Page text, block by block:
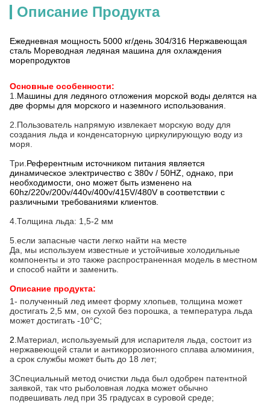
Описание Продукта
Ежедневная мощность 5000 кг/день 304/316 Нержавеющая
сталь Мореводная ледяная машина для охлаждения
морепродуктов
Основные особенности:
1. Машины для ледяного отложения морской воды делятся на
две формы для морского и наземного использования.
2. Пользователь напрямую извлекает морскую воду для
создания льда и конденсаторную циркулирующую воду из
моря.
Три. Референтным источником питания является
динамическое электричество с 380v / 50HZ, однако, при
необходимости, оно может быть изменено на
60hz/220v/200v/440v/400v/415V/480V в соответствии с
различными требованиями клиентов.
4. Толщина льда: 1,5-2 мм
5.если запасные части легко найти на месте
Да, мы используем известные и устойчивые холодильные
компоненты и это также распространенная модель в местном
и способ найти и заменить.
Описание продукта:
1- полученный лед имеет форму хлопьев, толщина может
достигать 2,5 мм, он сухой без порошка, а температура льда
может достигать -10°C;
2. Материал, используемый для испарителя льда, состоит из
нержавеющей стали и антикоррозионного сплава алюминия,
а срок службы может быть до 18 лет;
3Специальный метод очистки льда был одобрен патентной
заявкой, так что рыболовная лодка может обычно
подвешивать лед при 35 градусах в суровой среде;